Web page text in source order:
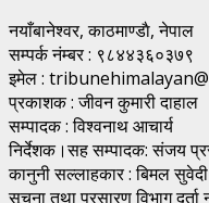
नयाँबानेश्वर, काठमाण्डाै, नेपाल
सम्पर्क नंम्बर : ९८४४३६०३७९
इमेल :
प्रकाशक : जीवन कुमारी दाहाल
सम्पादक : विश्वनाथ आचार्य
निर्देशक।सह सम्पादक: संजय
कानुनी सल्लाहकार : बिमल सुवेदी
सूचना तथा प्रसारण विभाग